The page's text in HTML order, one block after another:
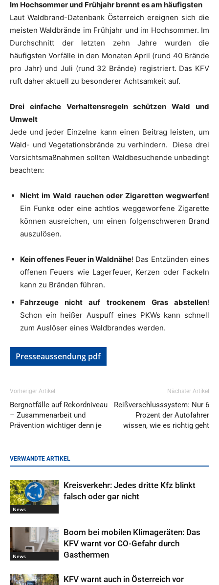
Im Hochsommer und Frühjahr brennt es am häufigsten
Laut Waldbrand-Datenbank Österreich ereignen sich die
meisten Waldbrände im Frühjahr und im Hochsommer. Im
Durchschnitt der letzten zehn Jahre wurden die
häufigsten Vorfälle in den Monaten April (rund 40 Brände
pro Jahr) und Juli (rund 32 Brände) registriert. Das KFV
ruft daher aktuell zu besonderer Achtsamkeit auf.
Drei einfache Verhaltensregeln schützen Wald und
Umwelt
Jede und jeder Einzelne kann einen Beitrag leisten, um
Wald- und Vegetationsbrände zu verhindern.
Diese drei
Vorsichtsmaßnahmen sollten Waldbesuchende unbedingt
beachten:
Nicht im Wald rauchen oder Zigaretten wegwerfen!
Ein Funke oder eine achtlos weggeworfene Zigarette
können ausreichen, um einen folgenschweren Brand
auszulösen.
Kein offenes Feuer in Waldnähe! Das Entzünden eines
offenen Feuers wie Lagerfeuer, Kerzen oder Fackeln
kann zu Bränden führen.
Fahrzeuge nicht auf trockenem Gras abstellen!
Schon ein heißer Auspuff eines PKWs kann schnell
zum Auslöser eines Waldbrandes werden.
Presseaussendung pdf
Vorheriger Artikel
Bergnotfälle auf Rekordniveau
– Zusammenarbeit und
Prävention wichtiger denn je
Nächster Artikel
Reißverschlusssystem: Nur 6
Prozent der Autofahrer
wissen, wie es richtig geht
VERWANDTE ARTIKEL
News
Kreisverkehr: Jedes dritte Kfz blinkt
falsch oder gar nicht
News
Boom bei mobilen Klimageräten: Das
KFV warnt vor CO-Gefahr durch
Gasthermen
KFV warnt auch in Österreich vor